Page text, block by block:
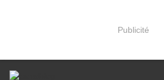
Publicité